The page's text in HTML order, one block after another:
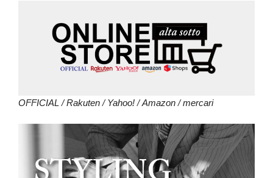
OFFICIAL /Rakuten/Yahoo!/Amazon/mercari